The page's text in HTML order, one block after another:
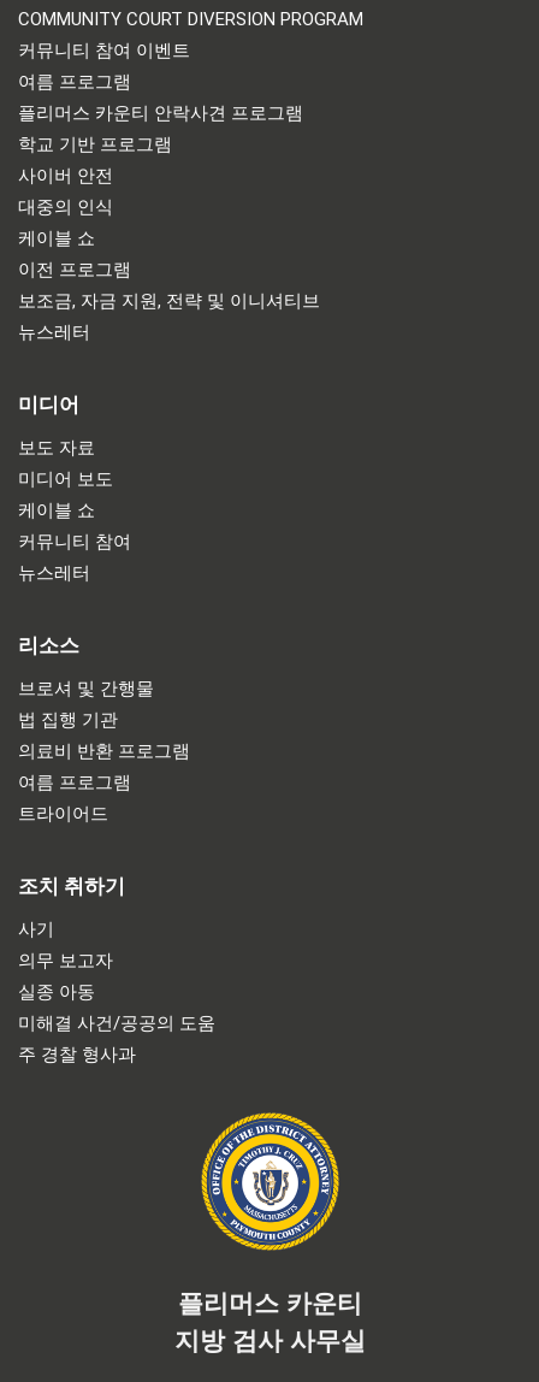
COMMUNITY COURT DIVERSION PROGRAM
커뮤니티 참여 이벤트
여름 프로그램
플리머스 카운티 안락사견 프로그램
학교 기반 프로그램
사이버 안전
대중의 인식
케이블 쇼
이전 프로그램
보조금, 자금 지원, 전략 및 이니셔티브
뉴스레터
미디어
보도 자료
미디어 보도
케이블 쇼
커뮤니티 참여
뉴스레터
리소스
브로셔 및 간행물
법 집행 기관
의료비 반환 프로그램
여름 프로그램
트라이어드
조치 취하기
사기
의무 보고자
실종 아동
미해결 사건/공공의 도움
주 경찰 형사과
플리머스 카운티
지방 검사 사무실